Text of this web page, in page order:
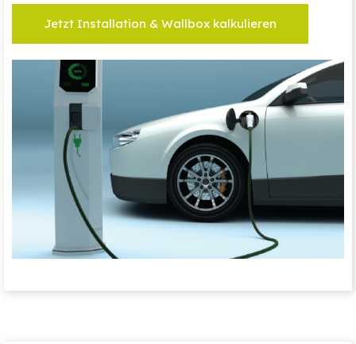
Jetzt Installation & Wallbox kalkulieren